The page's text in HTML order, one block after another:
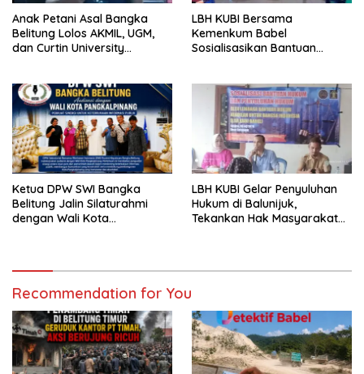
Anak Petani Asal Bangka
Belitung Lolos AKMIL, UGM,
dan Curtin University
LBH KUBI Bersama
Kemenkum Babel
Sosialisasikan Bantuan
Ketua DPW SWI Bangka
Belitung Jalin Silaturahmi
dengan Wali Kota
LBH KUBI Gelar Penyuluhan
Hukum di Balunijuk,
Tekankan Hak Masyarakat
Recommendation for You